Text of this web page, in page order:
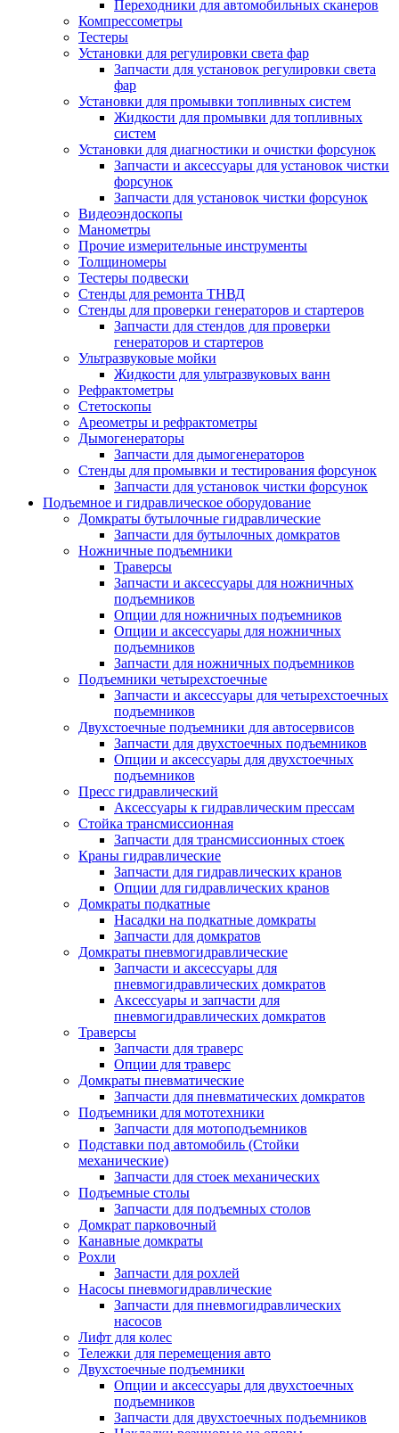
Переходники для автомобильных сканеров
Компрессометры
Тестеры
Установки для регулировки света фар
Запчасти для установок регулировки света
фар
Установки для промывки топливных систем
Жидкости для промывки для топливных
систем
Установки для диагностики и очистки форсунок
Запчасти и аксессуары для установок чистки
форсунок
Запчасти для установок чистки форсунок
Видеоэндоскопы
Манометры
Прочие измерительные инструменты
Толщиномеры
Тестеры подвески
Стенды для ремонта ТНВД
Стенды для проверки генераторов и стартеров
Запчасти для стендов для проверки
генераторов и стартеров
Ультразвуковые мойки
Жидкости для ультразвуковых ванн
Рефрактометры
Стетоскопы
Ареометры и рефрактометры
Дымогенераторы
Запчасти для дымогенераторов
Стенды для промывки и тестирования форсунок
Запчасти для установок чистки форсунок
Подъемное и гидравлическое оборудование
Домкраты бутылочные гидравлические
Запчасти для бутылочных домкратов
Ножничные подъемники
Траверсы
Запчасти и аксессуары для ножничных
подъемников
Опции для ножничных подъемников
Опции и аксессуары для ножничных
подъемников
Запчасти для ножничных подъемников
Подъемники четырехстоечные
Запчасти и аксессуары для четырехстоечных
подъемников
Двухстоечные подъемники для автосервисов
Запчасти для двухстоечных подъемников
Опции и аксессуары для двухстоечных
подъемников
Пресс гидравлический
Аксессуары к гидравлическим прессам
Стойка трансмиссионная
Запчасти для трансмиссионных стоек
Краны гидравлические
Запчасти для гидравлических кранов
Опции для гидравлических кранов
Домкраты подкатные
Насадки на подкатные домкраты
Запчасти для домкратов
Домкраты пневмогидравлические
Запчасти и аксессуары для
пневмогидравлических домкратов
Аксессуары и запчасти для
пневмогидравлических домкратов
Траверсы
Запчасти для траверс
Опции для траверс
Домкраты пневматические
Запчасти для пневматических домкратов
Подъемники для мототехники
Запчасти для мотоподъемников
Подставки под автомобиль (Стойки
механические)
Запчасти для стоек механических
Подъемные столы
Запчасти для подъемных столов
Домкрат парковочный
Канавные домкраты
Рохли
Запчасти для рохлей
Насосы пневмогидравлические
Запчасти для пневмогидравлических
насосов
Лифт для колес
Тележки для перемещения авто
Двухстоечные подъемники
Опции и аксессуары для двухстоечных
подъемников
Запчасти для двухстоечных подъемников